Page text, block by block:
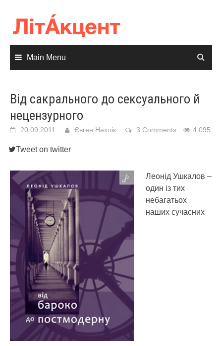
content
Main Menu
Від сакрального до сексуального й
нецензурного
20.09.2011 Євген Нахлік 3 Comments 4 095
Tweet on twitter
Леонід Ушкалов –
один із тих
небагатьох
наших сучасних